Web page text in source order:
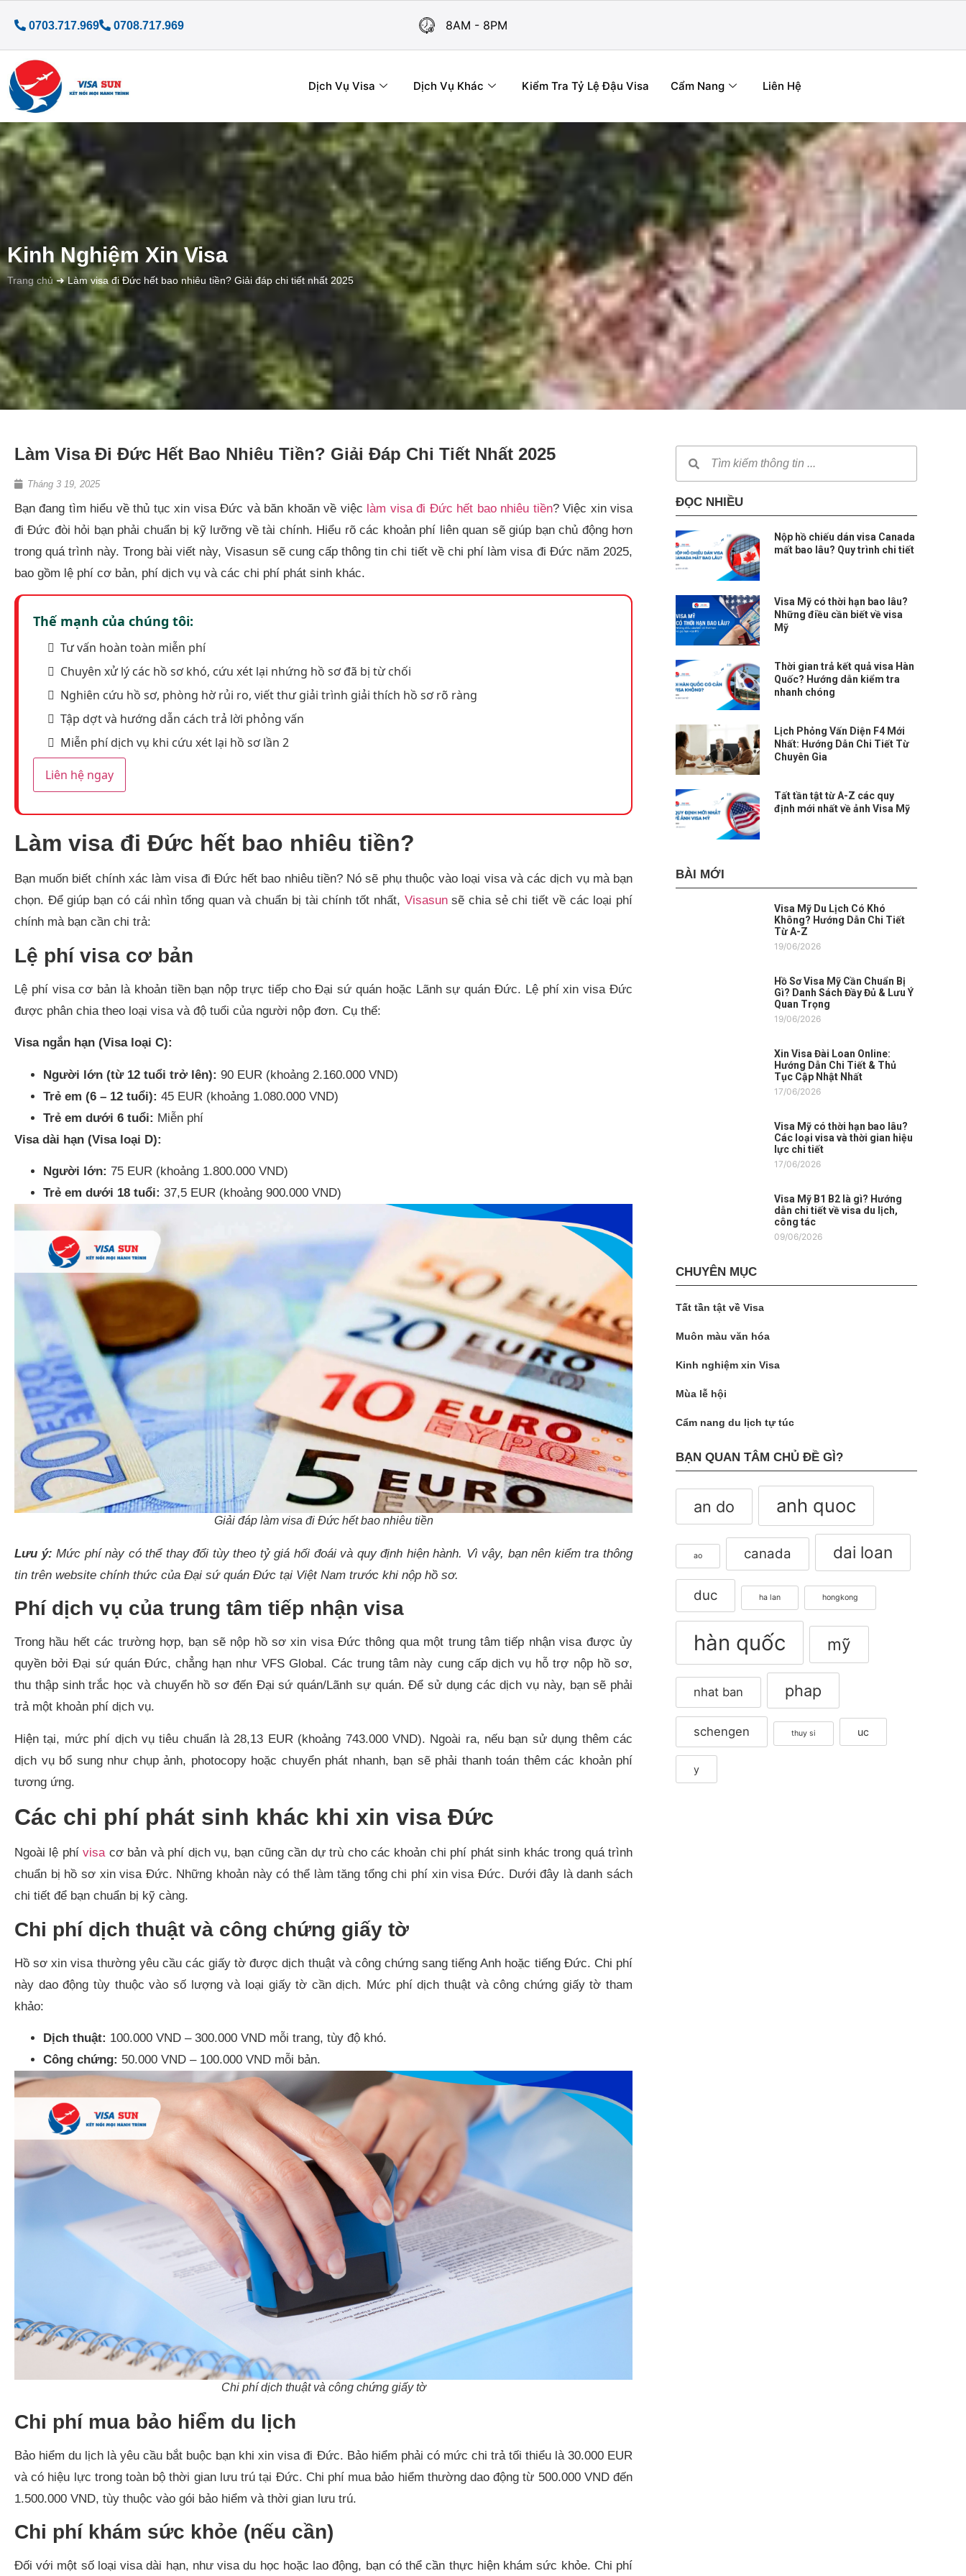
0703.717.969 0708.717.969 8AM - 8PM
Dịch Vụ Visa Dịch Vụ Khác Kiểm Tra Tỷ Lệ Đậu Visa Cẩm Nang Liên Hệ
Kinh Nghiệm Xin Visa
Trang chủ➜Làm visa đi Đức hết bao nhiêu tiền? Giải đáp chi tiết nhất 2025
Làm Visa Đi Đức Hết Bao Nhiêu Tiền? Giải Đáp Chi Tiết Nhất 2025
Tháng 3 19, 2025
Bạn đang tìm hiểu về thủ tục xin visa Đức và băn khoăn về việc làm visa đi Đức hết bao nhiêu tiền? Việc xin visa
đi Đức đòi hỏi bạn phải chuẩn bị kỹ lưỡng về tài chính. Hiểu rõ các khoản phí liên quan sẽ giúp bạn chủ động hơn
trong quá trình này. Trong bài viết này, Visasun sẽ cung cấp thông tin chi tiết về chi phí làm visa đi Đức năm 2025,
bao gồm lệ phí cơ bản, phí dịch vụ và các chi phí phát sinh khác.
Thế mạnh của chúng tôi:
Tư vấn hoàn toàn miễn phí
Chuyên xử lý các hồ sơ khó, cứu xét lại nhứng hồ sơ đã bị từ chối
Nghiên cứu hồ sơ, phòng hờ rủi ro, viết thư giải trình giải thích hồ sơ rõ ràng
Tập dợt và hướng dẫn cách trả lời phỏng vấn
Miễn phí dịch vụ khi cứu xét lại hồ sơ lần 2
Liên hệ ngay
Làm visa đi Đức hết bao nhiêu tiền?
Bạn muốn biết chính xác làm visa đi Đức hết bao nhiêu tiền? Nó sẽ phụ thuộc vào loại visa và các dịch vụ mà bạn
chọn. Để giúp bạn có cái nhìn tổng quan và chuẩn bị tài chính tốt nhất, Visasunsẽ chia sẻ chi tiết về các loại phí
chính mà bạn cần chi trả:
Lệ phí visa cơ bản
Lệ phí visa cơ bản là khoản tiền bạn nộp trực tiếp cho Đại sứ quán hoặc Lãnh sự quán Đức. Lệ phí xin visa Đức
được phân chia theo loại visa và độ tuổi của người nộp đơn. Cụ thể:
Visa ngắn hạn (Visa loại C):
Người lớn (từ 12 tuổi trở lên): 90 EUR (khoảng 2.160.000 VND)
Trẻ em (6 – 12 tuổi): 45 EUR (khoảng 1.080.000 VND)
Trẻ em dưới 6 tuổi: Miễn phí
Visa dài hạn (Visa loại D):
Người lớn: 75 EUR (khoảng 1.800.000 VND)
Trẻ em dưới 18 tuổi: 37,5 EUR (khoảng 900.000 VND)
Giải đáp làm visa đi Đức hết bao nhiêu tiền
Lưu ý: Mức phí này có thể thay đổi tùy theo tỷ giá hối đoái và quy định hiện hành. Vì vậy, bạn nên kiểm tra thông
tin trên website chính thức của Đại sứ quán Đức tại Việt Nam trước khi nộp hồ sơ.
Phí dịch vụ của trung tâm tiếp nhận visa
Trong hầu hết các trường hợp, bạn sẽ nộp hồ sơ xin visa Đức thông qua một trung tâm tiếp nhận visa được ủy
quyền bởi Đại sứ quán Đức, chẳng hạn như VFS Global. Các trung tâm này cung cấp dịch vụ hỗ trợ nộp hồ sơ,
thu thập sinh trắc học và chuyển hồ sơ đến Đại sứ quán/Lãnh sự quán. Để sử dụng các dịch vụ này, bạn sẽ phải
trả một khoản phí dịch vụ.
Hiện tại, mức phí dịch vụ tiêu chuẩn là 28,13 EUR (khoảng 743.000 VND). Ngoài ra, nếu bạn sử dụng thêm các
dịch vụ bổ sung như chụp ảnh, photocopy hoặc chuyển phát nhanh, bạn sẽ phải thanh toán thêm các khoản phí
tương ứng.
Các chi phí phát sinh khác khi xin visa Đức
Ngoài lệ phívisacơ bản và phí dịch vụ, bạn cũng cần dự trù cho các khoản chi phí phát sinh khác trong quá trình
chuẩn bị hồ sơ xin visa Đức. Những khoản này có thể làm tăng tổng chi phí xin visa Đức. Dưới đây là danh sách
chi tiết để bạn chuẩn bị kỹ càng.
Chi phí dịch thuật và công chứng giấy tờ
Hồ sơ xin visa thường yêu cầu các giấy tờ được dịch thuật và công chứng sang tiếng Anh hoặc tiếng Đức. Chi phí
này dao động tùy thuộc vào số lượng và loại giấy tờ cần dịch. Mức phí dịch thuật và công chứng giấy tờ tham
khảo:
Dịch thuật: 100.000 VND – 300.000 VND mỗi trang, tùy độ khó.
Công chứng: 50.000 VND – 100.000 VND mỗi bản.
Chi phí dịch thuật và công chứng giấy tờ
Chi phí mua bảo hiểm du lịch
Bảo hiểm du lịch là yêu cầu bắt buộc bạn khi xin visa đi Đức. Bảo hiểm phải có mức chi trả tối thiểu là 30.000 EUR
và có hiệu lực trong toàn bộ thời gian lưu trú tại Đức. Chi phí mua bảo hiểm thường dao động từ 500.000 VND đến
1.500.000 VND, tùy thuộc vào gói bảo hiểm và thời gian lưu trú.
Chi phí khám sức khỏe (nếu cần)
Đối với một số loại visa dài hạn, như visa du học hoặc lao động, bạn có thể cần thực hiện khám sức khỏe. Chi phí
ĐỌC NHIỀU
Nộp hồ chiếu dán visa Canada
mất bao lâu? Quy trình chi tiết
Visa Mỹ có thời hạn bao lâu?
Những điều cần biết về visa
Mỹ
Thời gian trả kết quả visa Hàn
Quốc? Hướng dẫn kiểm tra
nhanh chóng
Lịch Phỏng Vấn Diện F4 Mới
Nhất: Hướng Dẫn Chi Tiết Từ
Chuyên Gia
Tất tần tật từ A-Z các quy
định mới nhất về ảnh Visa Mỹ
BÀI MỚI
Visa Mỹ Du Lịch Có Khó
Không? Hướng Dẫn Chi Tiết
Từ A-Z
19/06/2026
Hồ Sơ Visa Mỹ Cần Chuẩn Bị
Gì? Danh Sách Đầy Đủ & Lưu Ý
Quan Trọng
19/06/2026
Xin Visa Đài Loan Online:
Hướng Dẫn Chi Tiết & Thủ
Tục Cập Nhật Nhất
17/06/2026
Visa Mỹ có thời hạn bao lâu?
Các loại visa và thời gian hiệu
lực chi tiết
17/06/2026
Visa Mỹ B1 B2 là gì? Hướng
dẫn chi tiết về visa du lịch,
công tác
09/06/2026
CHUYÊN MỤC
Tất tần tật về Visa
Muôn màu văn hóa
Kinh nghiệm xin Visa
Mùa lễ hội
Cẩm nang du lịch tự túc
BẠN QUAN TÂM CHỦ ĐỀ GÌ?
an do anh quoc
ao canada dai loan
duc ha lan hongkong
hàn quốc mỹ
nhat ban phap
schengen thuy si uc
y